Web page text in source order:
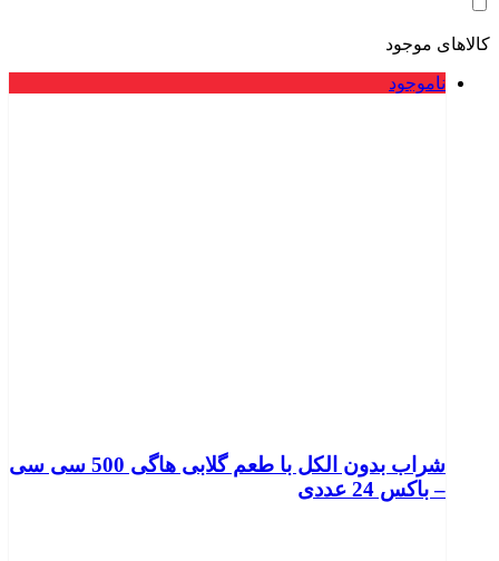
کالاهای موجود
ناموجود
شراب بدون الکل با طعم گلابی هاگی 500 سی سی
– باکس 24 عددی